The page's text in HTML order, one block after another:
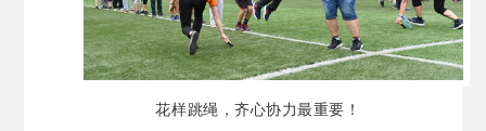
花样跳绳，齐心协力最重要！